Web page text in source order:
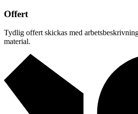
Offert
Tydlig offert skickas med
material.